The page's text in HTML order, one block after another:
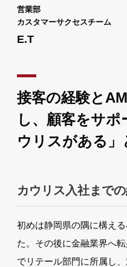
営業部
カスタマーサクセスチーム
E.T
接客の経験と
し、顧客をサポ
ウリスがある
カウリス入社まで
初めは静岡県の隅に構え
た。その後に金融業界へ
でリテール部門に所属し